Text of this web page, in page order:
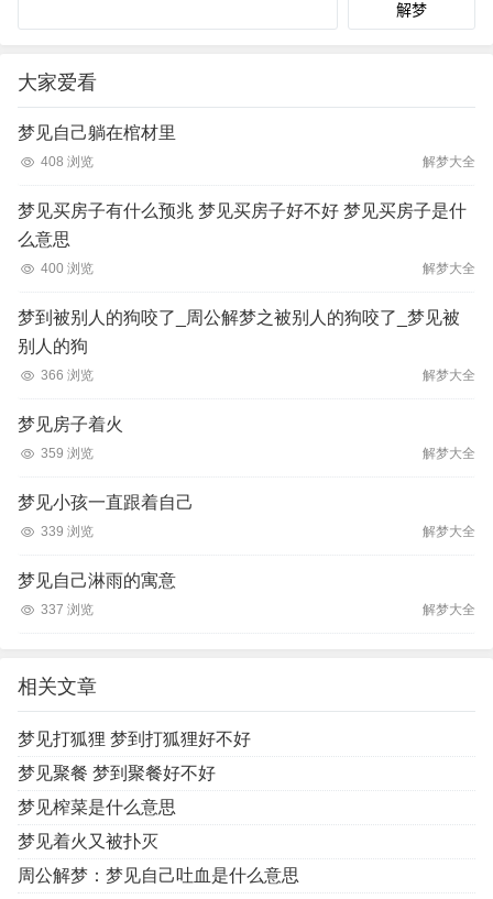
大家爱看
梦见自己躺在棺材里
408 浏览 解梦大全
梦见买房子有什么预兆 梦见买房子好不好 梦见买房子是什
么意思
400 浏览 解梦大全
梦到被别人的狗咬了_周公解梦之被别人的狗咬了_梦见被
别人的狗
366 浏览 解梦大全
梦见房子着火
359 浏览 解梦大全
梦见小孩一直跟着自己
339 浏览 解梦大全
梦见自己淋雨的寓意
337 浏览 解梦大全
相关文章
梦见打狐狸 梦到打狐狸好不好
梦见聚餐 梦到聚餐好不好
梦见榨菜是什么意思
梦见着火又被扑灭
周公解梦：梦见自己吐血是什么意思